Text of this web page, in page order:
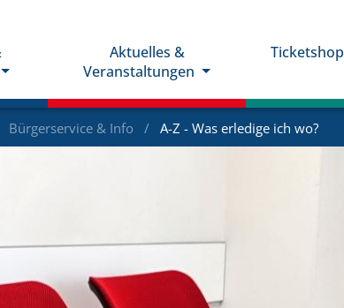
Aktuelles &
Veranstaltungen
Ticketshop
Bürgerservice & Info A-Z - Was erledige ich wo?